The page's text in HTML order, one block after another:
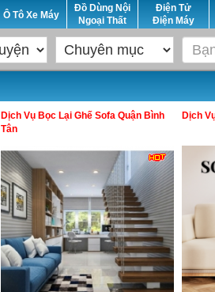
Ô Tô Xe Máy
Đồ Dùng Nội
Ngoại Thất
Điện Tử
Điện Máy
Dịch Vụ Bọc Lại Ghế Sofa Quận Bình
Tân
Dịch